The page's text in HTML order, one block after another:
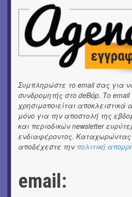
Αγορά Κυψέλης
ΘΕΑΤΡΟ / ΧΟΡΟΣ
«ΑΗ ΛΑΟΣ» | Ένα σκηνικό ρέκβιεμ
λαού
ΕΙΚΑΣΤΙΚΑ
Αργύρης Ραλλιάς | Λιτανεία
ΕΙΚΑΣΤΙΚΑ
Θανάσης Λάλας-Κώστας Τσόκλης -
εικόνες και λέξεις
Οι γαλλικές ταινίες του 16ου
Συμπληρώστε το email σας για
συνδρομητής στο deBόp. Το
χρησιμοποιείται αποκλειστικά
μόνο για την αποστολή της
και περιοδικών newsletter
ενδιαφέροντος. Καταχωρώντας
αποδέχεστε την πολιτική
email: